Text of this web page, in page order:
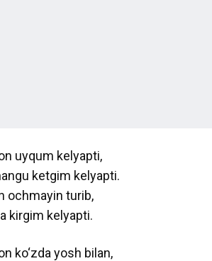
uyqum kelyapti,
ketgim kelyapti.
ochmayin turib,
kirgim kelyapti.
ko‘zda yosh bilan,